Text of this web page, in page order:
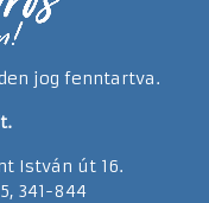
jog fenntartva.
István út 16.
341-844